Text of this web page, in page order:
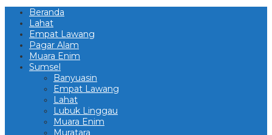
Beranda
Lahat
Empat Lawang
Pagar Alam
Muara Enim
Sumsel
Banyuasin
Empat Lawang
Lahat
Lubuk Linggau
Muara Enim
Muratara